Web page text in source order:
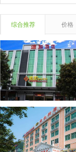
综合推荐 价格